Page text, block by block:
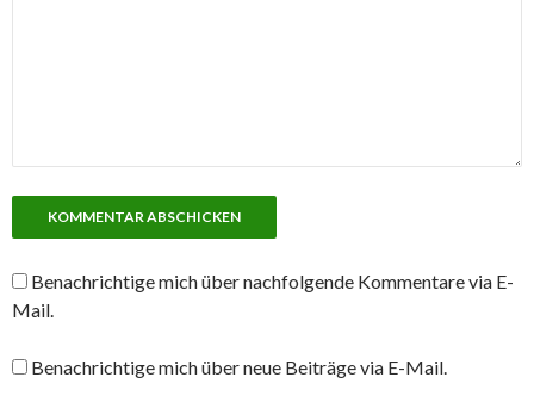
Benachrichtige mich über nachfolgende Kommentare via E-
Mail.
Benachrichtige mich über neue Beiträge via E-Mail.